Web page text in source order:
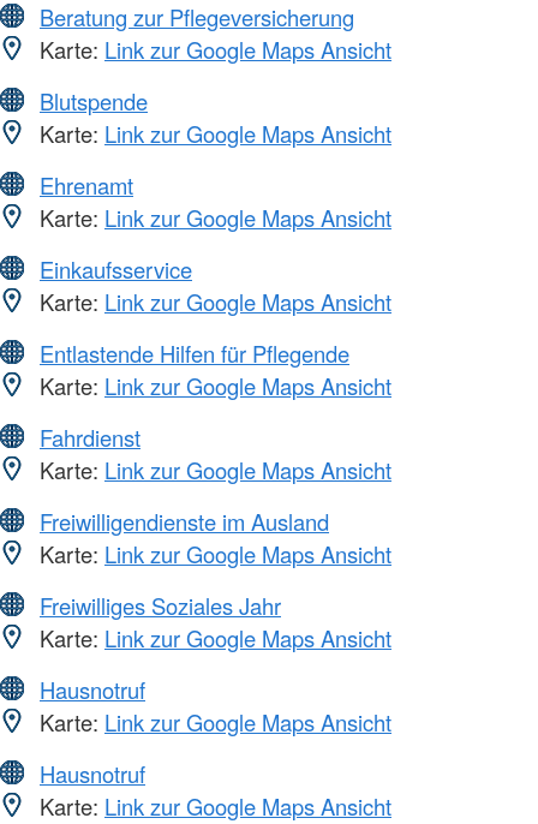
Beratung zur Pflegeversicherung
Karte: Link zur Google Maps Ansicht
Blutspende
Karte: Link zur Google Maps Ansicht
Ehrenamt
Karte: Link zur Google Maps Ansicht
Einkaufsservice
Karte: Link zur Google Maps Ansicht
Entlastende Hilfen für Pflegende
Karte: Link zur Google Maps Ansicht
Fahrdienst
Karte: Link zur Google Maps Ansicht
Freiwilligendienste im Ausland
Karte: Link zur Google Maps Ansicht
Freiwilliges Soziales Jahr
Karte: Link zur Google Maps Ansicht
Hausnotruf
Karte: Link zur Google Maps Ansicht
Hausnotruf
Karte: Link zur Google Maps Ansicht